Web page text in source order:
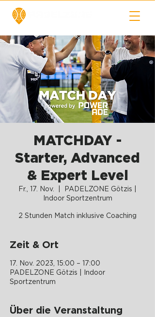
MATCHDAY -
Starter, Advanced
& Expert Level
Fr., 17. Nov.
PADELZONE Götzis |
Indoor Sportzentrum
2 Stunden Match inklusive Coaching
Zeit & Ort
17. Nov. 2023, 15:00 – 17:00
PADELZONE Götzis | Indoor
Sportzentrum
Über die Veranstaltung